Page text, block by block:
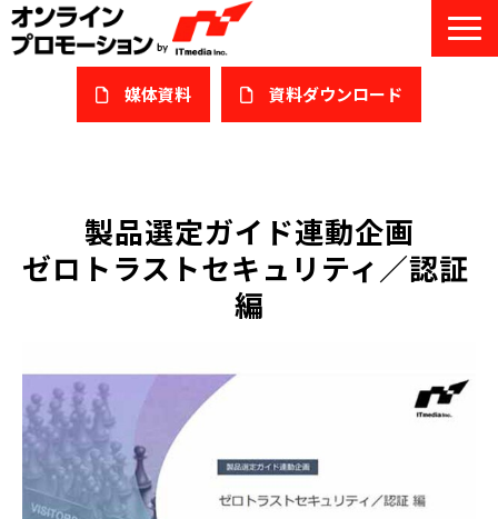
媒体資料 ​資料ダウンロード
私たちについて
サービスガイド/お役立ち資料
課題/ターゲット別で探す
オンライン展示会/協賛ウェビナー
セミナー情報/ブログ
製品選定ガイド連動企画
ゼロトラストセキュリティ／認証
編